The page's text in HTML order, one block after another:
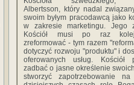
Albertsson, który nadal
swoim byłym pracodawcą jako
w zakresie marketingu. Jego
Kościół musi po raz
zreformować - tym razem
dotyczyć rozwoju "produktu" i
oferowanych usług. Kościół
zadbać o jasne określenie
stworzyć zapotrzebowanie